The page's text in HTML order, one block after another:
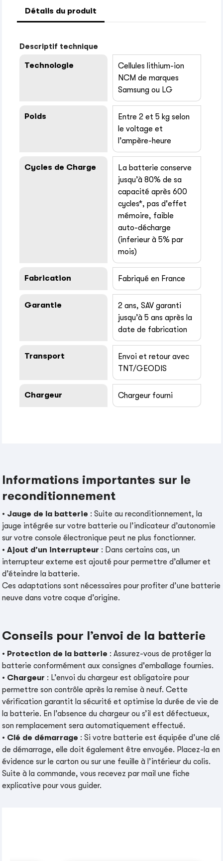
Détails du produit
Descriptif technique
Technologie
Cellules lithium-ion
NCM de marques
Samsung ou LG
Poids
Entre 2 et 5 kg selon
le voltage et
l’ampère-heure
Cycles de Charge
La batterie conserve
jusqu’à 80% de sa
capacité après 600
cycles*, pas d'effet
mémoire, faible
auto-décharge
(inferieur à 5% par
mois)
Fabrication Fabriqué en France
Garantie
2 ans, SAV garanti
jusqu’à 5 ans après la
date de fabrication
Transport
Envoi et retour avec
TNT/GEODIS
Chargeur Chargeur fourni
Informations importantes sur le
reconditionnement
• Jauge de la batterie : Suite au reconditionnement, la
jauge intégrée sur votre batterie ou l’indicateur d’autonomie
sur votre console électronique peut ne plus fonctionner.
•Ajout d’un interrupteur : Dans certains cas, un
interrupteur externe est ajouté pour permettre d’allumer et
d’éteindre la batterie.
Ces adaptations sont nécessaires pour profiter d’une batterie
neuve dans votre coque d’origine.
Conseils pour l’envoi de la batterie
• Protection de la batterie : Assurez-vous de protéger la
batterie conformément aux consignes d'emballage fournies.
• Chargeur : L’envoi du chargeur est obligatoire pour
permettre son contrôle après la remise à neuf. Cette
vérification garantit la sécurité et optimise la durée de vie de
la batterie. En l’absence du chargeur ou s’il est défectueux,
son remplacement sera automatiquement effectué.
• Clé de démarrage : Si votre batterie est équipée d’une clé
de démarrage, elle doit également être envoyée. Placez-la en
évidence sur le carton ou sur une feuille à l’intérieur du colis.
Suite à la commande, vous recevez par mail une fiche
explicative pour vous guider.